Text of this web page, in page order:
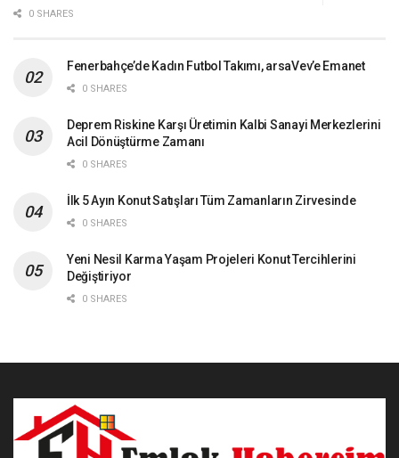
0 SHARES
Fenerbahçe’de Kadın Futbol Takımı, arsaVev’e Emanet
0 SHARES
Deprem Riskine Karşı Üretimin Kalbi Sanayi Merkezlerini
Acil Dönüştürme Zamanı
0 SHARES
İlk 5 Ayın Konut Satışları Tüm Zamanların Zirvesinde
0 SHARES
Yeni Nesil Karma Yaşam Projeleri Konut Tercihlerini
Değiştiriyor
0 SHARES